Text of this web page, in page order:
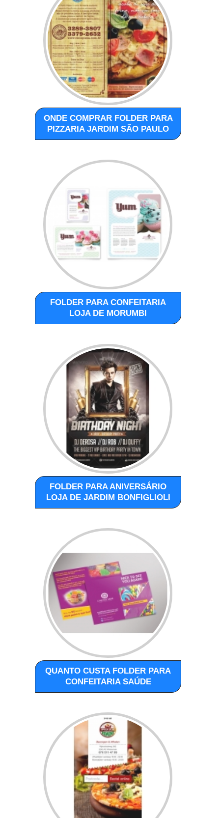
ONDE COMPRAR FOLDER PARA
PIZZARIA JARDIM SÃO PAULO
FOLDER PARA CONFEITARIA
LOJA DE MORUMBI
FOLDER PARA ANIVERSÁRIO
LOJA DE JARDIM BONFIGLIOLI
QUANTO CUSTA FOLDER PARA
CONFEITARIA SAÚDE